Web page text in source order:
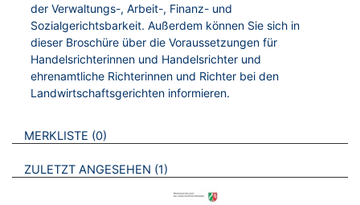
der Verwaltungs-, Arbeit-, Finanz- und
Sozialgerichtsbarkeit. Außerdem können Sie sich in
dieser Broschüre über die Voraussetzungen für
Handelsrichterinnen und Handelsrichter und
ehrenamtliche Richterinnen und Richter bei den
Landwirtschaftsgerichten informieren.
VERWEISE AUF VERMERKTE- ODER ZULETZT ANGESEHENE
MERKLISTE 0 BROSCHÜREN
ZULETZT ANGESEHEN 1 BROSCHÜREN